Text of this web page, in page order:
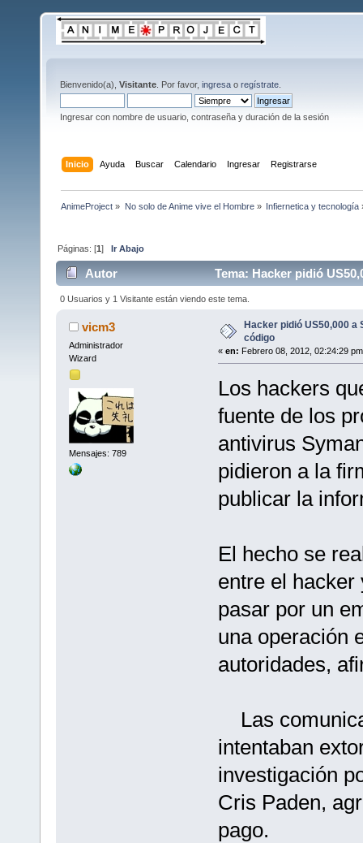
Bienvenido(a), Visitante . Por favor, ingresa o regístrate
Ingresar con nombre de usuario, contraseña y duración de la sesión
Inicio Ayuda Buscar Calendario Ingresar Registrarse
AnimeProject » No solo de Anime vive el Hombre» Infiernetica y tecnología
Páginas: [1]Ir Abajo
Autor Tema: Hacker pidió
0 Usuarios y 1 Visitante están viendo este tema.
vicm3
Administrador
Wizard
Mensajes: 789
Hacker pidió US50,000 a
código
« en: Febrero 08, 2012, 02:24:29
Los hackers
fuente de los
antivirus
pidieron a la
publicar la
El hecho se
entre el hacker
pasar por un
una operación
autoridades,
Las
intentaban
investigación
Cris Paden,
pago.